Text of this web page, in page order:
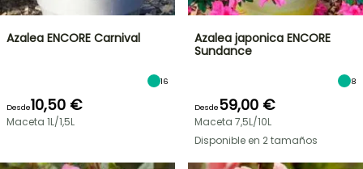
Azalea ENCORE Carnival
16
Desde10,50 €
Maceta 1L/1,5L
Azalea japonica ENCORE
Sundance
8
Desde59,00 €
Maceta 7,5L/10L
Disponible en 2 tamaños